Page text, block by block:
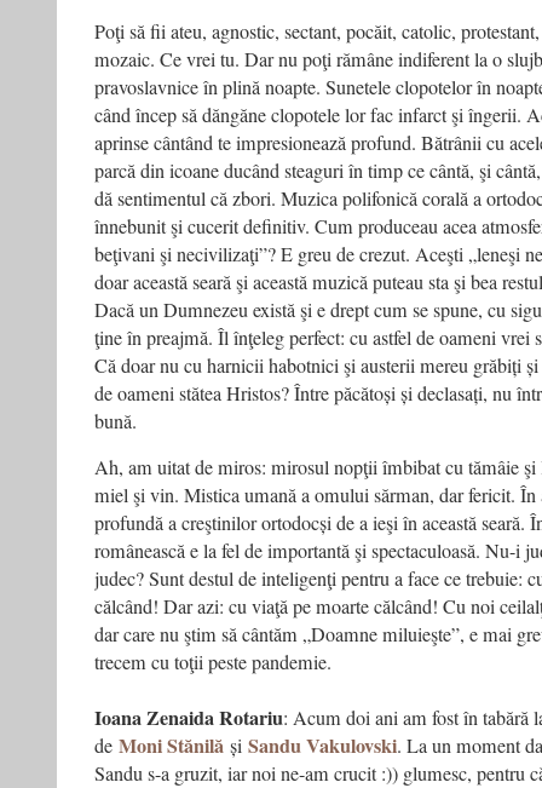
Poţi să fii ateu, agnostic, sectant, pocăit, catolic,
mozaic. Ce vrei tu. Dar nu poţi rămâne indiferent la o
pravoslavnice în plină noapte. Sunetele clopotelor în
când încep să dăngăne clopotele lor fac infarct şi îngerii.
aprinse cântând te impresionează profund. Bătrânii cu
parcă din icoane ducând steaguri în timp ce cântă, şi
dă sentimentul că zbori. Muzica polifonică corală a
înnebunit şi cucerit definitiv. Cum produceau acea
beţivani şi necivilizaţi”? E greu de crezut. Aceşti „leneşi
doar această seară şi această muzică puteau sta şi bea
Dacă un Dumnezeu există şi e drept cum se spune, cu
ţine în preajmă. Îl înţeleg perfect: cu astfel de oameni vrei
Că doar nu cu harnicii habotnici şi austerii mereu grăbiți
de oameni stătea Hristos? Între păcătoși și declasați, nu
bună.
Ah, am uitat de miros: mirosul nopţii îmbibat cu tămâie şi
miel şi vin. Mistica umană a omului sărman, dar fericit. În
profundă a creştinilor ortodocși de a ieşi în această seară.
românească e la fel de importantă şi spectaculoasă. Nu-i
judec? Sunt destul de inteligenţi pentru a face ce trebuie:
călcând! Dar azi: cu viaţă pe moarte călcând! Cu noi
dar care nu ştim să cântăm „Doamne miluieşte”, e mai
trecem cu toţii peste pandemie.
Ioana Zenaida Rotariu: Acum doi ani am fost în tabără
de Moni Stănilă și Sandu Vakulovski. La un moment
Sandu s-a gruzit, iar noi ne-am crucit :)) glumesc, pentru